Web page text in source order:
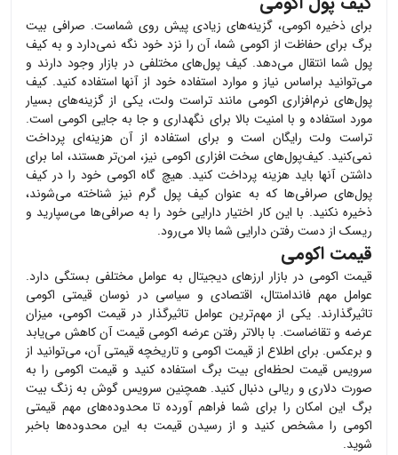
برای ذخیره اکومی، گزینه‌های زیادی پیش روی شماست. صرافی بیت
برگ برای حفاظت از اکومی شما، آن را نزد خود نگه نمی‌دارد و به کیف
پول شما انتقال می‌دهد. کیف پول‌های مختلفی در بازار وجود دارند و
می‌توانید براساس نیاز و موارد استفاده خود از آنها استفاده کنید. کیف
پول‌های نرم‌افزاری اکومی مانند تراست ولت، یکی از گزینه‌های بسیار
مورد استفاده و با امنیت بالا برای نگهداری و جا به جایی اکومی است.
تراست ولت رایگان است و برای استفاده از آن هزینه‌ای پرداخت
نمی‌کنید. کیف‌پول‌های سخت افزاری اکومی نیز، امن‌تر هستند، اما برای
داشتن آنها باید هزینه پرداخت کنید. هیچ گاه اکومی خود را در کیف
پول‌های صرافی‌ها که به عنوان کیف پول گرم نیز شناخته می‌شوند،
ذخیره نکنید. با این کار اختیار دارایی خود را به صرافی‌ها می‌سپارید و
ریسک از دست رفتن دارایی شما بالا می‌رود.
قیمت اکومی
قیمت اکومی در بازار ارزهای دیجیتال به عوامل مختلفی بستگی دارد.
عوامل مهم فاندامنتال، اقتصادی و سیاسی در نوسان قیمتی اکومی
تاثیرگذارند. یکی از مهم‌ترین عوامل تاثیرگذار در قیمت اکومی، میزان
عرضه و تقاضاست. با بالاتر رفتن عرضه اکومی قیمت آن کاهش می‌یابد
و برعکس. برای اطلاع از قیمت اکومی و تاریخچه قیمتی آن، می‌توانید از
سرویس قیمت لحظه‌ای بیت برگ استفاده کنید و قیمت اکومی را به
صورت دلاری و ریالی دنبال کنید. همچنین سرویس گوش به زنگ بیت
برگ این امکان را برای شما فراهم آورده تا محدوده‌های مهم قیمتی
اکومی را مشخص کنید و از رسیدن قیمت به این محدوده‌ها باخبر
شوید.